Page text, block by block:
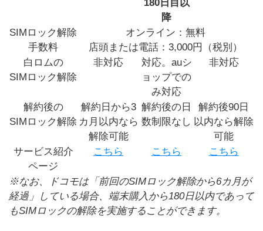
180日目以
降
SIMロック解除
手数料
オンライン：無料
店頭または電話：3,000円（税別）
白ロムの
SIMロック解除
非対応
対応。auシ
ョップでの
み対応
非対応
解約後の
SIMロック解除
解約日から3
カ月以内なら
解除可能
解約後の日
数制限なし
解約後90日
以内なら解除
可能
サービス紹介
ページ
こちら こちら こちら
※なお、ドコモは「前回のSIMロック解除から6カ月が
経過」している場合、端末購入から180日以内であって
もSIMロックの解除を実施することができます。